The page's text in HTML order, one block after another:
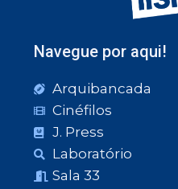
Navegue por aqui!
Arquibancada
Cinéfilos
J. Press
Laboratório
Sala 33